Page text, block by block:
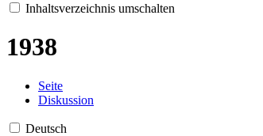
Inhaltsverzeichnis umschalten
1938
Seite
Diskussion
Deutsch